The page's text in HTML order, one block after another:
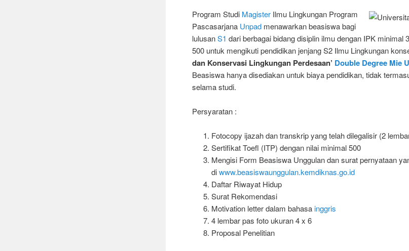
Program Studi Magister Ilmu Lingkungan Program
Pascasarjana Unpad menawarkan beasiswa bagi
lulusanS1 dari berbagai bidang disiplin ilmu dengan IPK minimal
500 untuk mengikuti pendidikan jenjang S2 Ilmu Lingkungan
dan Konservasi Lingkungan Perdesaan’ Double Degree Mie
Beasiswa hanya disediakan untuk biaya pendidikan, tidak
selama studi.
Persyaratan :
Fotocopy ijazah dan transkrip yang telah dilegalisir (2
Sertifikat Toefl (ITP) dengan nilai minimal 500
Mengisi Form Beasiswa Unggulan dan surat pernyataan
diwww.beasiswaunggulan.kemdiknas.go.id
Daftar Riwayat Hidup
Surat Rekomendasi
Motivation letter dalam bahasainggris
4 lembar pas foto ukuran 4 x 6
Proposal Penelitian